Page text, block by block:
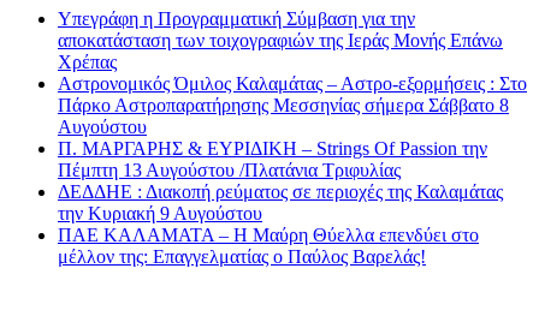
Υπεγράφη η Προγραμματική Σύμβαση για την
αποκατάσταση των τοιχογραφιών της Ιεράς Μονής Επάνω
Χρέπας
Αστρονομικός Όμιλος Καλαμάτας – Αστρο-εξορμήσεις : Στο
Πάρκο Αστροπαρατήρησης Μεσσηνίας σήμερα Σάββατο 8
Αυγούστου
Π. ΜΑΡΓΑΡΗΣ & ΕΥΡΙΔΙΚΗ – Strings Of Passion την
Πέμπτη 13 Αυγούστου /Πλατάνια Τριφυλίας
ΔΕΔΔΗΕ : Διακοπή ρεύματος σε περιοχές της Καλαμάτας
την Κυριακή 9 Αυγούστου
ΠΑΕ ΚΑΛΑΜΑΤΑ – Η Μαύρη Θύελλα επενδύει στο
μέλλον της: Επαγγελματίας ο Παύλος Βαρελάς!